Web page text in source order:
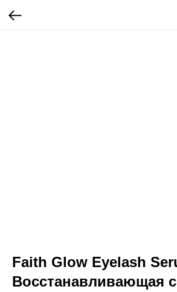
Faith Glow Eyelash
Восстанавливающая